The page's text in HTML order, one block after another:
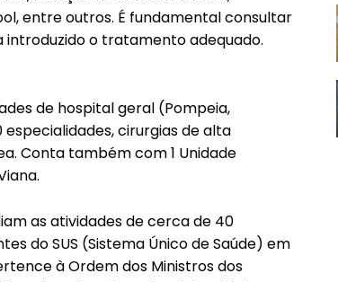
entre outros. É fundamental consultar
o tratamento adequado.
de hospital geral (Pompeia,
cirurgias de alta
Conta também com 1 Unidade
as atividades de cerca de 40
do SUS (Sistema Único de Saúde) em
à Ordem dos Ministros dos